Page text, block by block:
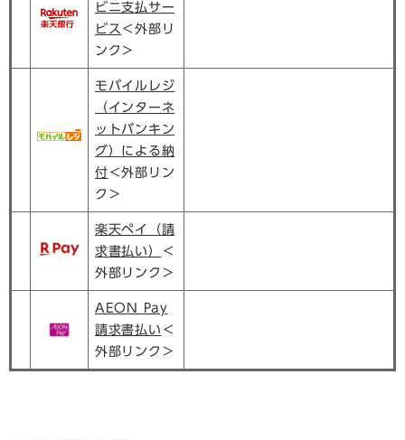
ビニ支払サー
ビス ＜外部リ
ンク＞
モバイルレジ
（インターネ
ットバンキン
グ）による納
付 ＜外部リン
ク＞
楽天ペイ（請
求書払い）
＜
外部リンク＞
AEON Pay
請求書払い ＜
外部リンク＞